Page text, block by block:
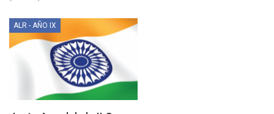
ALR - AÑO IX